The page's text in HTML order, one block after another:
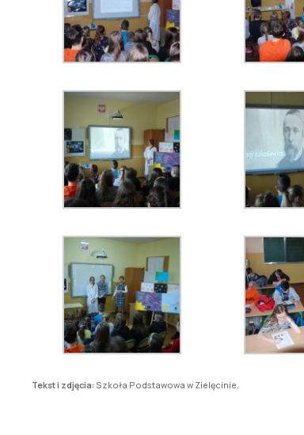
Tekst i zdjęcia: Szkoła Podstawowa w Zielęcinie.